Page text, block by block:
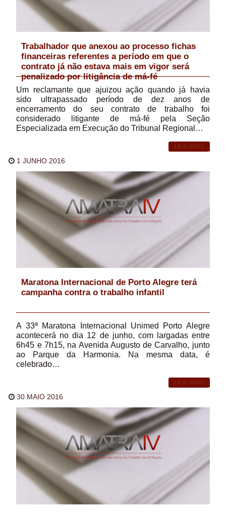
Trabalhador que anexou ao processo fichas
financeiras referentes a período em que o
contrato já não estava mais em vigor será
penalizado por litigância de má-fé
Um reclamante que ajuizou ação quando já havia
sido ultrapassado período de dez anos de
encerramento do seu contrato de trabalho foi
considerado litigante de má-fé pela Seção
Especializada em Execução do Tribunal Regional…
LEIA MAIS
1 JUNHO 2016
Maratona Internacional de Porto Alegre terá
campanha contra o trabalho infantil
A 33ª Maratona Internacional Unimed Porto Alegre
acontecerá no dia 12 de junho, com largadas entre
6h45 e 7h15, na Avenida Augusto de Carvalho, junto
ao Parque da Harmonia. Na mesma data, é
celebrado…
LEIA MAIS
30 MAIO 2016